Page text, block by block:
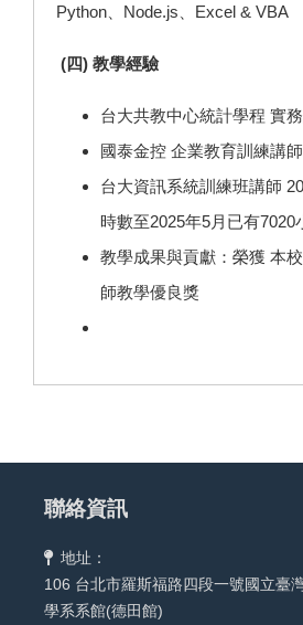
Python、Node.js、Excel & VBA
(四) 教學經驗
台大共教中心統計學程 實
國泰金控 企業教育訓練講
台大資訊系統訓練班講師
時數至2025年5月已有7020
教學成果與貢獻：榮獲 本
師教學優良獎
聯絡資訊
地址：
106 台北市羅斯福路四段一號國立臺
學系系館(德田館)